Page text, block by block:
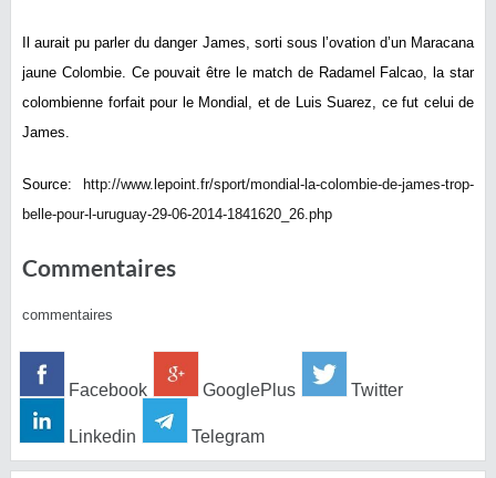
Il aurait pu parler du danger James, sorti sous l’ovation d’un Maracana
jaune Colombie. Ce pouvait être le match de Radamel Falcao, la star
colombienne forfait pour le Mondial, et de Luis Suarez, ce fut celui de
James.
Source: http://www.lepoint.fr/sport/mondial-la-colombie-de-james-trop-
belle-pour-l-uruguay-29-06-2014-1841620_26.php
Commentaires
commentaires
Facebook GooglePlus Twitter
Linkedin Telegram